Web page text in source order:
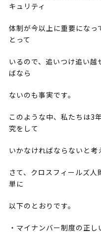
キュリティ
体制が今以上に重要になっ
とって
いるので、追いつけ追い
ばなら
ないのも事実です。
このような中、私たちは3
究をして
いかなければならないと考
さて、クロスフィールズ
単に
以下のとおりです。
・マイナンバー制度の正し